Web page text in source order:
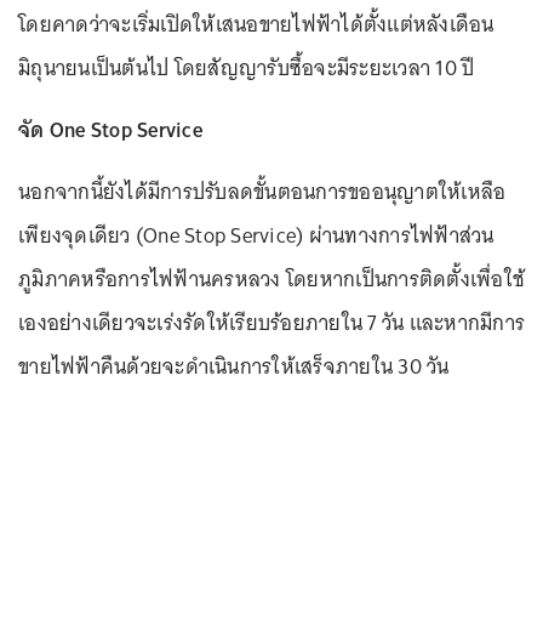
โดยคาดว่าจะเริ่มเปิดให้เสนอขายไฟฟ้าได้ตั้งแต่หลังเดือน
มิถุนายนเป็นต้นไป โดยสัญญารับซื้อจะมีระยะเวลา 10 ปี
จัด One Stop Service
นอกจากนี้ยังได้มีการปรับลดขั้นตอนการขออนุญาตให้เหลือ
เพียงจุดเดียว (One Stop Service) ผ่านทางการไฟฟ้าส่วน
ภูมิภาคหรือการไฟฟ้านครหลวง โดยหากเป็นการติดตั้งเพื่อใช้
เองอย่างเดียวจะเร่งรัดให้เรียบร้อยภายใน 7 วัน และหากมีการ
ขายไฟฟ้าคืนด้วยจะดำเนินการให้เสร็จภายใน 30 วัน